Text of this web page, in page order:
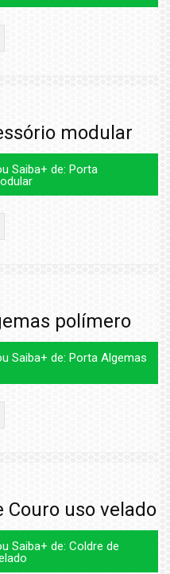
modular
Saiba+ de: Porta
polímero
Saiba+ de: Porta Algemas
Couro uso velado
Saiba+ de: Coldre de